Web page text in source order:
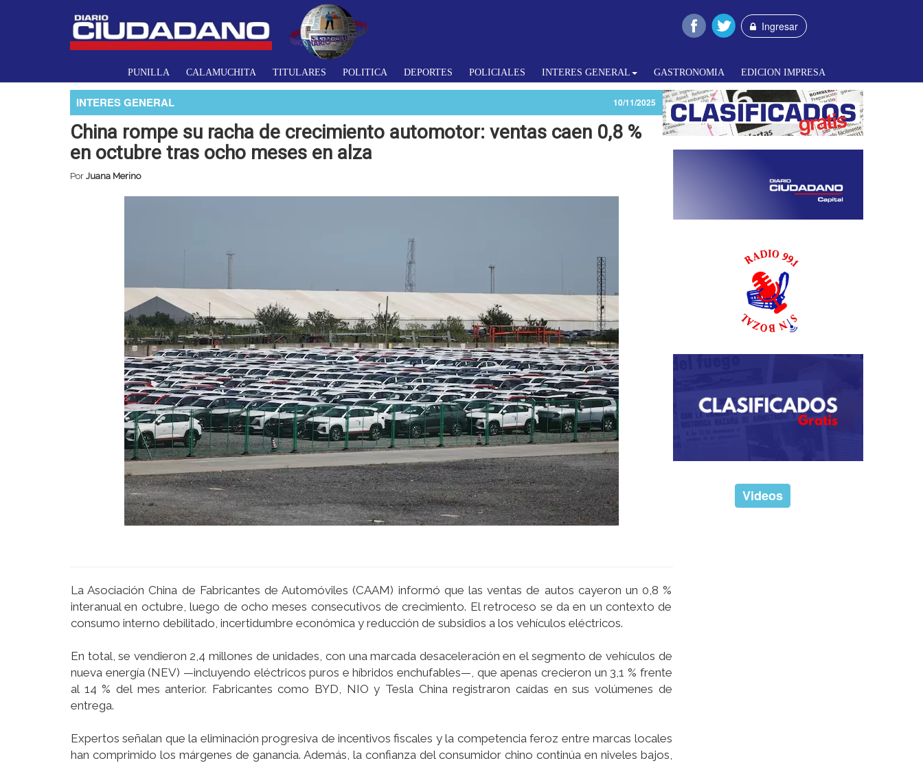
Ingresar
PUNILLA CALAMUCHITA TITULARES POLITICA DEPORTES POLICIALES INTERES GENERAL GASTRONOMIA EDICION IMPRESA
INTERES GENERAL 10/11/2025
China rompe su racha de crecimiento automotor: ventas caen 0,8 %
en octubre tras ocho meses en alza
Por Juana Merino
La Asociación China de Fabricantes de Automóviles (CAAM) informó que las ventas de autos cayeron un 0,8 %
interanual en octubre, luego de ocho meses consecutivos de crecimiento. El retroceso se da en un contexto de
consumo interno debilitado, incertidumbre económica y reducción de subsidios a los vehículos eléctricos.
En total, se vendieron 2,4 millones de unidades, con una marcada desaceleración en el segmento de vehículos de
nueva energía (NEV) —incluyendo eléctricos puros e híbridos enchufables—, que apenas crecieron un 3,1 % frente
al 14 % del mes anterior. Fabricantes como BYD, NIO y Tesla China registraron caídas en sus volúmenes de
entrega.
Expertos señalan que la eliminación progresiva de incentivos fiscales y la competencia feroz entre marcas locales
han comprimido los márgenes de ganancia. Además, la confianza del consumidor chino continúa en niveles bajos,
Videos